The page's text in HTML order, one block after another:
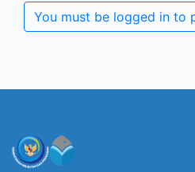
You must be logged in to